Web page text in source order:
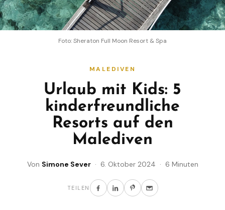
Foto: Sheraton Full Moon Resort & Spa
MALEDIVEN
Urlaub mit Kids: 5
kinderfreundliche
Resorts auf den
Malediven
Von Simone Sever· 6. Oktober 2024 · 6 Minuten
TEILEN